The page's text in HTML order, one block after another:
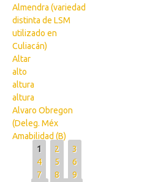
Almendra (variedad
distinta de LSM
utilizado en
Culiacán)
Altar
alto
altura
altura
Alvaro Obregon
(Deleg. Méx
Amabilidad (B)
Pages
1 2
3
4
5
6
7
8
9